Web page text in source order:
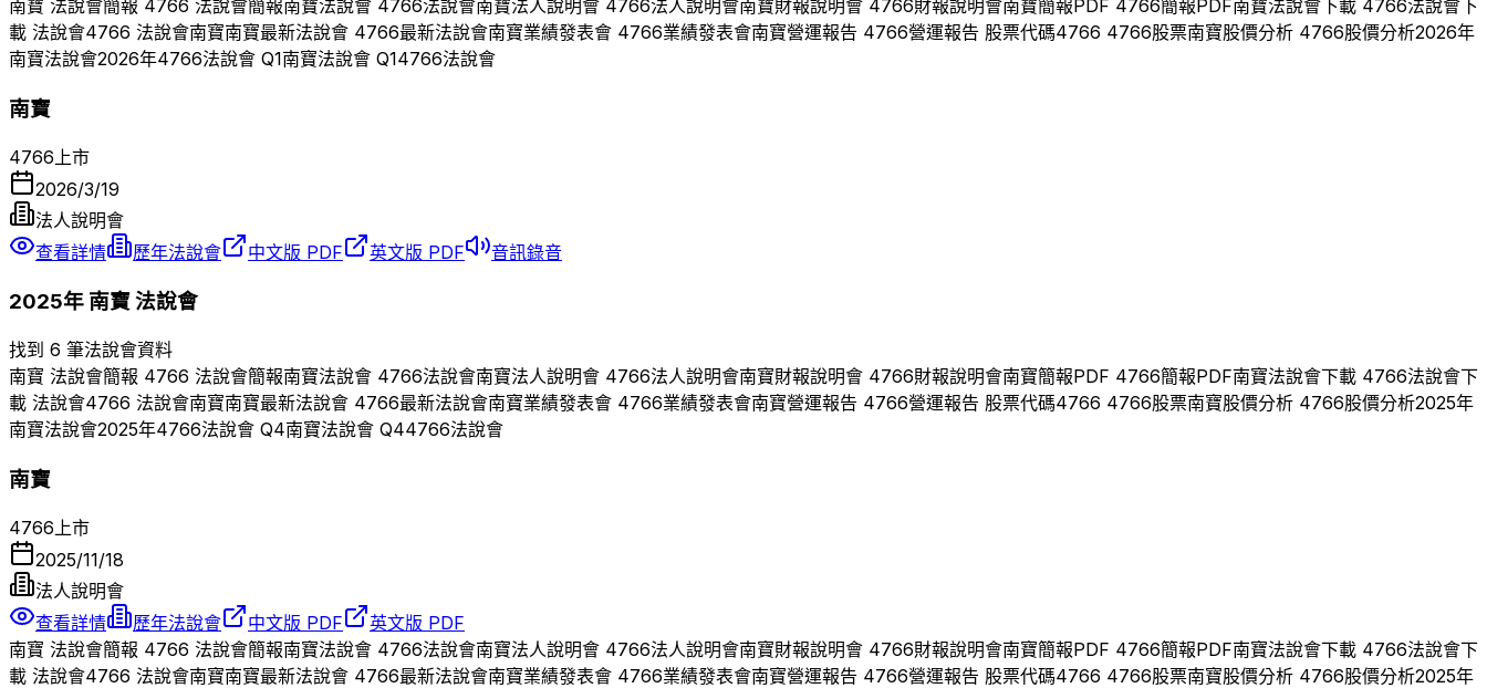
南寶 法說會簡報 4766 法說會簡報南寶法說會 4766法說會南寶法人說明會 4766法人說明會南寶財報說明會 4766財報說明會南寶簡報PDF 4766簡報PDF南寶法說會下載 4766法說會下
載 法說會4766 法說會南寶南寶最新法說會 4766最新法說會南寶業績發表會 4766業績發表會南寶營運報告 4766營運報告 股票代碼4766 4766股票南寶股價分析 4766股價分析2026年
南寶法說會2026年4766法說會 Q1南寶法說會 Q14766法說會
南寶
4766 上市
2026/3/19
法人說明會
查看詳情
歷年法說會 中文版 PDF 英文版 PDF 音訊錄音
2025年 南寶 法說會
找到 6 筆法說會資料
南寶 法說會簡報 4766 法說會簡報南寶法說會 4766法說會南寶法人說明會 4766法人說明會南寶財報說明會 4766財報說明會南寶簡報PDF 4766簡報PDF南寶法說會下載 4766法說會下
載 法說會4766 法說會南寶南寶最新法說會 4766最新法說會南寶業績發表會 4766業績發表會南寶營運報告 4766營運報告 股票代碼4766 4766股票南寶股價分析 4766股價分析2025年
南寶法說會2025年4766法說會 Q4南寶法說會 Q44766法說會
南寶
4766 上市
2025/11/18
法人說明會
查看詳情
歷年法說會 中文版 PDF
英文版 PDF
南寶 法說會簡報 4766 法說會簡報南寶法說會 4766法說會南寶法人說明會 4766法人說明會南寶財報說明會 4766財報說明會南寶簡報PDF 4766簡報PDF南寶法說會下載 4766法說會下
載 法說會4766 法說會南寶南寶最新法說會 4766最新法說會南寶業績發表會 4766業績發表會南寶營運報告 4766營運報告 股票代碼4766 4766股票南寶股價分析 4766股價分析2025年